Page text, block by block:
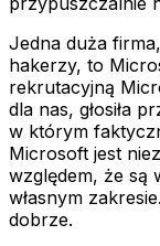
Jedna duża
hakerzy, to
rekrutacyjną
dla nas, głosiła
w którym
Microsoft jest
względem, że są
własnym
dobrze.